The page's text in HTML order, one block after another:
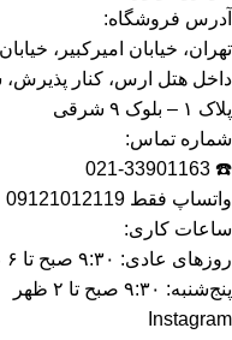
آدرس فروشگاه:
تهران، خیابان امیرکبیر،
داخل هتل ارس، کنار
پلاک ۱ – بلوک ۹ شرقی
شماره تماس:
☎️ 021-33901163
واتساپ فقط 09121012119
ساعات کاری:
روزهای عادی: ۹:۳۰ صبح تا ۶ عصر
پنج‌شنبه: ۹:۳۰ صبح تا ۲ ظهر
Instagram